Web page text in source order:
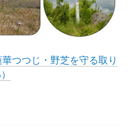
つつじ・野芝を守る取り